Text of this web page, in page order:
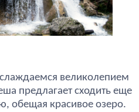
великолепием
предлагает сходить еще
обещая красивое озеро.